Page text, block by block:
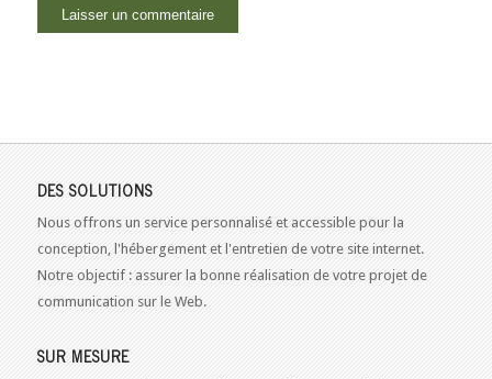
DES SOLUTIONS
Nous offrons un service personnalisé et accessible pour la
conception, l'hébergement et l'entretien de votre site internet.
Notre objectif : assurer la bonne réalisation de votre projet de
communication sur le Web.
SUR MESURE